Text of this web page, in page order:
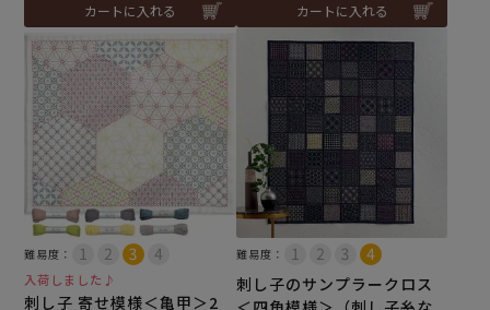
カートに入れる カートに入れる
難易度：
入荷しました♪
刺し子 寄せ模様＜亀甲＞2
難易度：
刺し子のサンプラークロス